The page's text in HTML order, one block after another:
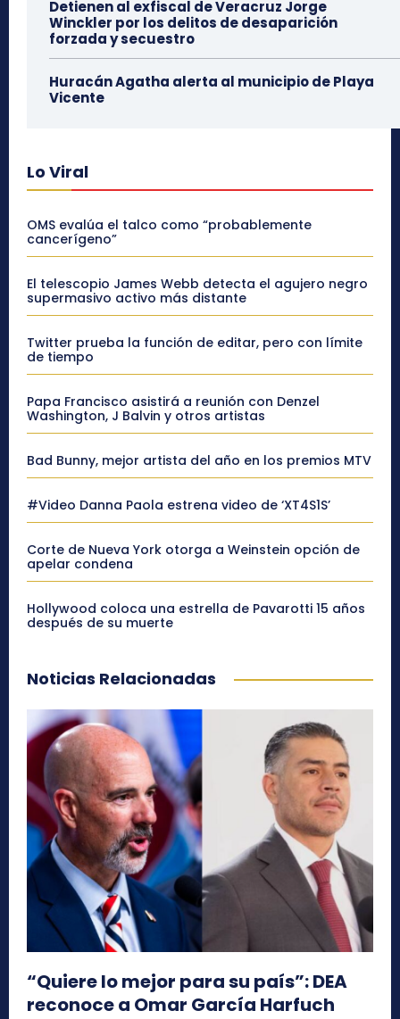
Detienen al exfiscal de Veracruz Jorge
Winckler por los delitos de desaparición
forzada y secuestro
Huracán Agatha alerta al municipio de Playa
Vicente
Lo Viral
OMS evalúa el talco como “probablemente
cancerígeno”
El telescopio James Webb detecta el agujero negro
supermasivo activo más distante
Twitter prueba la función de editar, pero con límite
de tiempo
Papa Francisco asistirá a reunión con Denzel
Washington, J Balvin y otros artistas
Bad Bunny, mejor artista del año en los premios MTV
#Video Danna Paola estrena video de ‘XT4S1S’
Corte de Nueva York otorga a Weinstein opción de
apelar condena
Hollywood coloca una estrella de Pavarotti 15 años
después de su muerte
Noticias Relacionadas
“Quiere lo mejor para su país”: DEA
reconoce a Omar García Harfuch